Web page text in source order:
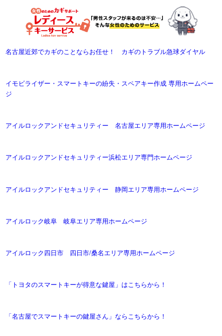
名古屋近郊でカギのことならお任せ！ カギのトラブル急球ダイヤル
イモビライザー・スマートキーの紛失・スペアキー作成 専用ホームペー
ジ
アイルロックアンドセキュリティー 名古屋エリア専用ホームページ
アイルロックアンドセキュリティー浜松エリア専門ホームページ
アイルロックアンドセキュリティー 静岡エリア専用ホームページ
アイルロック岐阜 岐阜エリア専用ホームページ
アイルロック四日市 四日市/桑名エリア専用ホームページ
「トヨタのスマートキーが得意な鍵屋」はこちらから！
「名古屋でスマートキーの鍵屋さん」ならこちらから！